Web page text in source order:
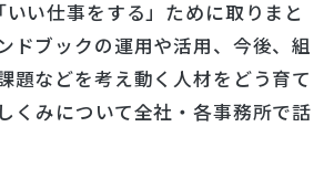
い仕事をする」ために取りまと
ドブックの運用や活用、今後、組
題などを考え動く人材をどう育て
くみについて全社・各事務所で話